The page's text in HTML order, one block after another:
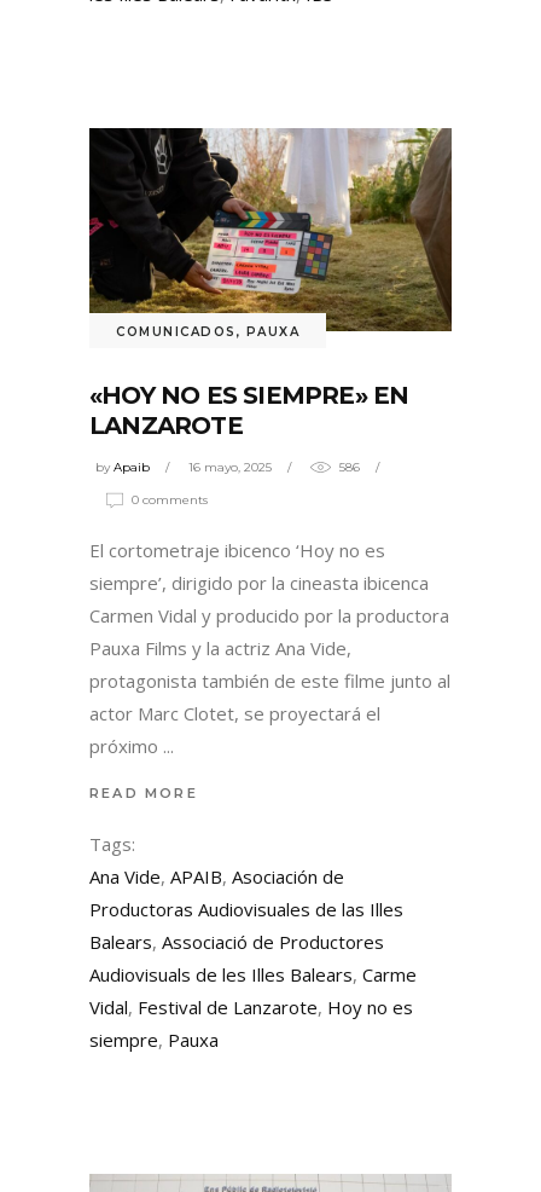
COMUNICADOS , PAUXA
«HOY NO ES SIEMPRE» EN
LANZAROTE
byApaib 16 mayo, 2025 586
0 comments
El cortometraje ibicenco ‘Hoy no es
siempre’, dirigido por la cineasta ibicenca
Carmen Vidal y producido por la productora
Pauxa Films y la actriz Ana Vide,
protagonista también de este filme junto al
actor Marc Clotet, se proyectará el
próximo
READ MORE
Tags:
Ana Vide, APAIB, Asociación de
Productoras Audiovisuales de las Illes
Balears, Associació de Productores
Audiovisuals de les Illes Balears, Carme
Vidal, Festival de Lanzarote, Hoy no es
siempre, Pauxa